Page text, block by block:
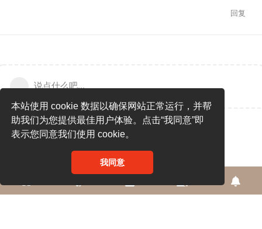
本站使用 cookie 数据以确保网站正常运行，并帮
助我们为您提供最佳用户体验。点击“我同意”即
表示您同意我们使用 cookie。
我同意
回复
说点什么吧...